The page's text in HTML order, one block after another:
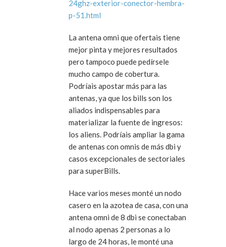
24ghz-exterior-conector-hembra-
p-51.html
La antena omni que ofertais tiene
mejor pinta y mejores resultados
pero tampoco puede pedírsele
mucho campo de cobertura.
Podríais apostar más para las
antenas, ya que los bills son los
aliados indispensables para
materializar la fuente de ingresos:
los aliens. Podríais ampliar la gama
de antenas con omnis de más dbi y
casos excepcionales de sectoriales
para superBills.
Hace varios meses monté un nodo
casero en la azotea de casa, con una
antena omni de 8 dbi se conectaban
al nodo apenas 2 personas a lo
largo de 24 horas, le monté una